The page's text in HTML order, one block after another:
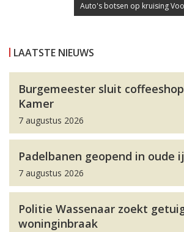
Auto's botsen op kruising
LAATSTE NIEUWS
Burgemeester sluit
Kamer
7 augustus 2026
Padelbanen geopend in oude
7 augustus 2026
Politie Wassenaar zoekt
woninginbraak